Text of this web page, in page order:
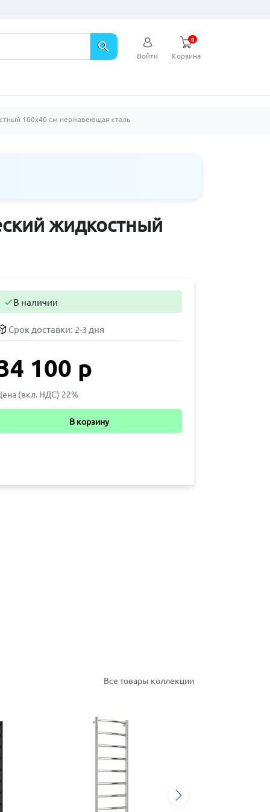
search
Войти Корзина
0
100х40 см нержавеющая сталь
жидкостный
В наличии
Срок доставки: 2-3 дня
100 р
(вкл. НДС) 22%
В корзину
Все товары коллекции